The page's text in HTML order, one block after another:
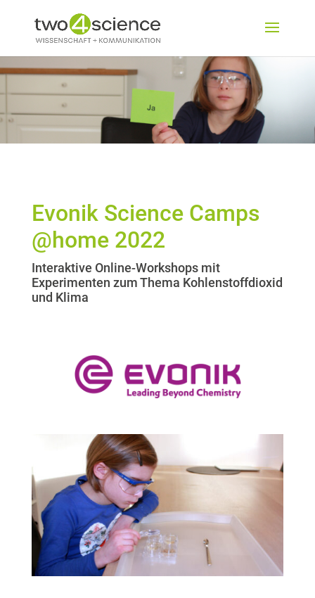
Evonik Science Camps
@home 2022
Interaktive Online-Workshops mit
Experimenten zum Thema Kohlenstoffdioxid
und Klima